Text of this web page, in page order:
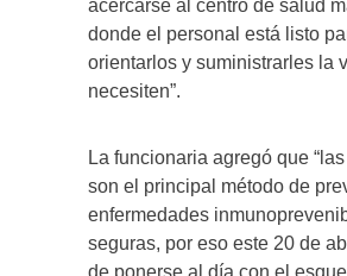
acercarse al centro de salud
donde el personal está listo
orientarlos y suministrarles la
necesiten”.
La funcionaria agregó que
son el principal método de
enfermedades
seguras, por eso este 20 de
de ponerse al día con el